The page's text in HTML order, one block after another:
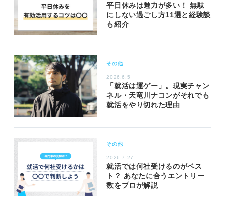
平日休みは魅力が多い！ 無駄
にしない過ごし方11選と経験談
も紹介
その他
2026.6.5
「就活は運ゲー」。現実チャン
ネル・天竜川ナコンがそれでも
就活をやり切れた理由
その他
2026.7.27
就活では何社受けるのがベス
ト？ あなたに合うエントリー
数をプロが解説